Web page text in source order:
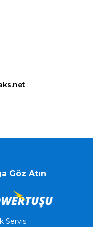
Göz Atın
Servis